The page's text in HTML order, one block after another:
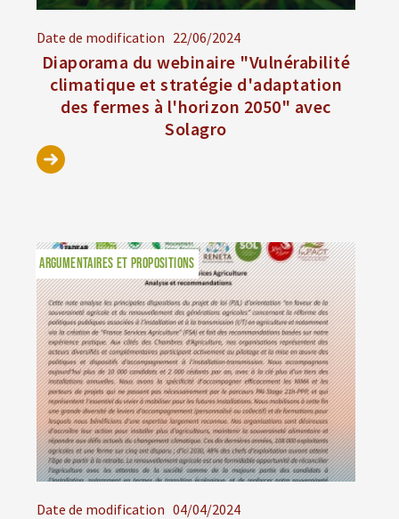
Date de modification 22/06/2024
Diaporama du webinaire "Vulnérabilité
climatique et stratégie d'adaptation
des fermes à l'horizon 2050" avec
Solagro
Date de modification 04/04/2024
ARGUMENTAIRES ET PROPOSITIONS